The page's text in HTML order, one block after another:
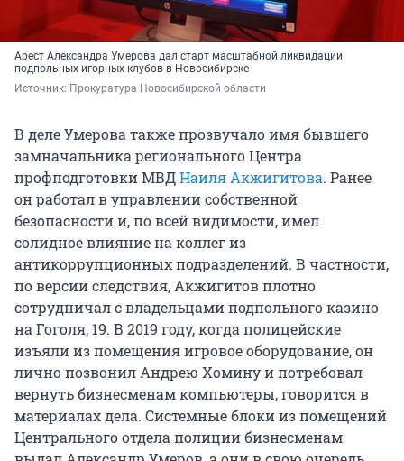
Арест Александра Умерова дал старт масштабной ликвидации
подпольных игорных клубов в Новосибирске
Источник: Прокуратура Новосибирской области
В деле Умерова также прозвучало имя бывшего
замначальника регионального Центра
профподготовки МВДНаиля Акжигитова. Ранее
он работал в управлении собственной
безопасности и, по всей видимости, имел
солидное влияние на коллег из
антикоррупционных подразделений. В частности,
по версии следствия, Акжигитов плотно
сотрудничал с владельцами подпольного казино
на Гоголя, 19. В 2019 году, когда полицейские
изъяли из помещения игровое оборудование, он
лично позвонил Андрею Хомину и потребовал
вернуть бизнесменам компьютеры, говорится в
материалах дела. Системные блоки из помещений
Центрального отдела полиции бизнесменам